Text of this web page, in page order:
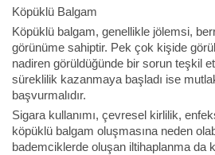
Köpüklü Balgam
Köpüklü balgam, genellikle jölemsi,
görünüme sahiptir. Pek çok kişide
nadiren görüldüğünde bir sorun teşkil
süreklilik kazanmaya başladı ise
başvurmalıdır.
Sigara kullanımı, çevresel kirlilik,
köpüklü balgam oluşmasına neden
bademciklerde oluşan iltihaplanma da